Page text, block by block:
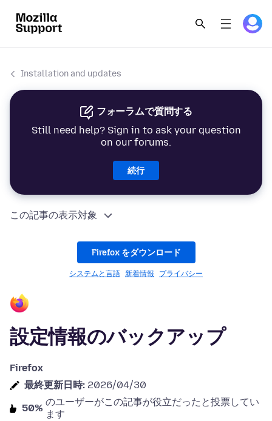
Installation and updates
フォーラムで質問する
Still need help? Sign in to ask your question
on our forums.
続行
この記事の表示対象
Firefox をダウンロード
システムと言語 新着情報 プライバシー
設定情報のバックアップ
Firefox
最終更新日時: 2026/04/30
50%
のユーザーがこの記事が役立だったと投票してい
ます